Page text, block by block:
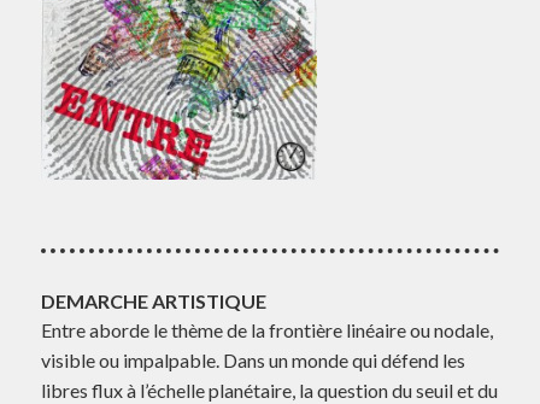
DEMARCHE ARTISTIQUE
Entre aborde le thème de la frontière linéaire ou nodale,
visible ou impalpable. Dans un monde qui défend les
libres flux à l’échelle planétaire, la question du seuil et du